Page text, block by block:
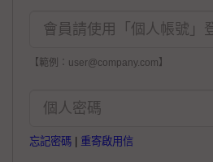
【範例：user@company.com】
忘記密碼 重寄啟用信